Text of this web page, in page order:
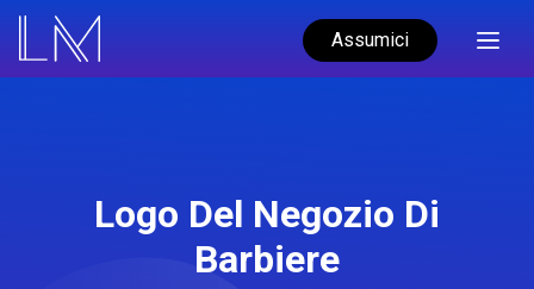
Assumici
Logo Del Negozio Di
Barbiere